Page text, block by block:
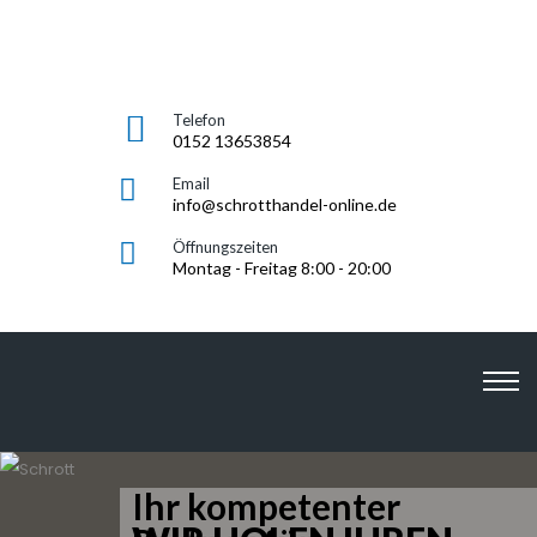
Telefon
0152 13653854
Email
info@schrotthandel-online.de
Öffnungszeiten
Montag - Freitag 8:00 - 20:00
Ihr kompetenter